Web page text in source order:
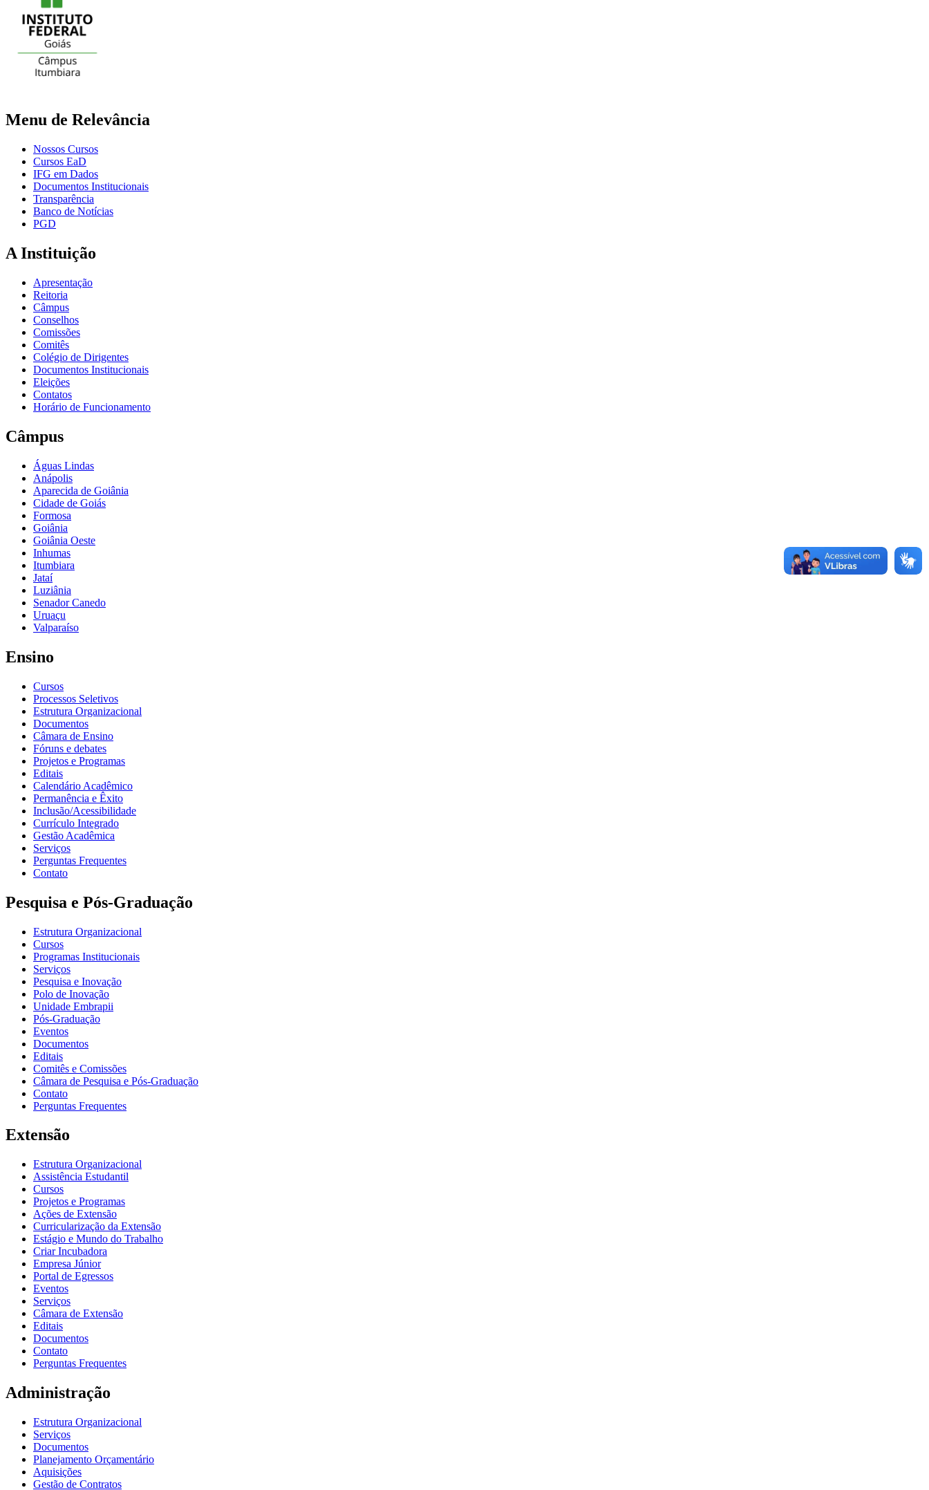
Menu de Relevância
Nossos Cursos
Cursos EaD
IFG em Dados
Documentos Institucionais
Transparência
Banco de Notícias
PGD
A Instituição
Apresentação
Reitoria
Câmpus
Conselhos
Comissões
Comitês
Colégio de Dirigentes
Documentos Institucionais
Eleições
Contatos
Horário de Funcionamento
Câmpus
Águas Lindas
Anápolis
Aparecida de Goiânia
Cidade de Goiás
Formosa
Goiânia
Goiânia Oeste
Inhumas
Itumbiara
Jataí
Luziânia
Senador Canedo
Uruaçu
Valparaíso
Ensino
Cursos
Processos Seletivos
Estrutura Organizacional
Documentos
Câmara de Ensino
Fóruns e debates
Projetos e Programas
Editais
Calendário Acadêmico
Permanência e Êxito
Inclusão/Acessibilidade
Currículo Integrado
Gestão Acadêmica
Serviços
Perguntas Frequentes
Contato
Pesquisa e Pós-Graduação
Estrutura Organizacional
Cursos
Programas Institucionais
Serviços
Pesquisa e Inovação
Polo de Inovação
Unidade Embrapii
Pós-Graduação
Eventos
Documentos
Editais
Comitês e Comissões
Câmara de Pesquisa e Pós-Graduação
Contato
Perguntas Frequentes
Extensão
Estrutura Organizacional
Assistência Estudantil
Cursos
Projetos e Programas
Ações de Extensão
Curricularização da Extensão
Estágio e Mundo do Trabalho
Criar Incubadora
Empresa Júnior
Portal de Egressos
Eventos
Serviços
Câmara de Extensão
Editais
Documentos
Contato
Perguntas Frequentes
Administração
Estrutura Organizacional
Serviços
Documentos
Planejamento Orçamentário
Aquisições
Gestão de Contratos